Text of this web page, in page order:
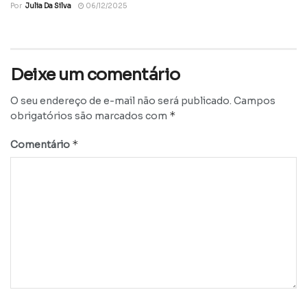
Por Julia Da Silva 06/12/2025
Deixe um comentário
O seu endereço de e-mail não será publicado. Campos
obrigatórios são marcados com *
Comentário *